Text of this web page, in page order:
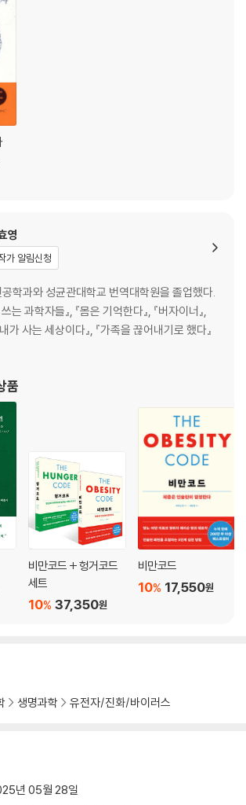
영
가 알림신청
학과와 성균관대학교 번역대학원을 졸업했다.
는 과학자들』, 『몸은 기억한다』, 『버자이너』,
가 사는 세상이다』, 『가족을 끊어내기로 했다』
품
비만코드 + 헝거코드
세트
37,350원
10%
비만코드
17,550원
10%
생명과학 유전자/진화/바이러스
년 05월 28일